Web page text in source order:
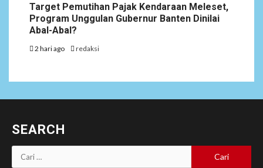
Target Pemutihan Pajak Kendaraan Meleset,
Program Unggulan Gubernur Banten Dinilai
Abal-Abal?
2 hari ago redaksi
SEARCH
Cari